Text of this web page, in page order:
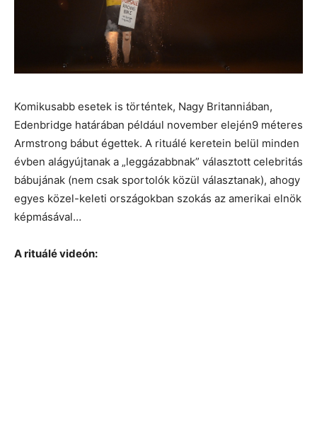
Komikusabb esetek is történtek, Nagy Britanniában,
Edenbridge határában például november elején9 méteres
Armstrong bábut égettek. A rituálé keretein belül minden
évben alágyújtanak a „leggázabbnak” választott celebritás
bábujának (nem csak sportolók közül választanak), ahogy
egyes közel-keleti országokban szokás az amerikai elnök
képmásával…
A rituálé videón: